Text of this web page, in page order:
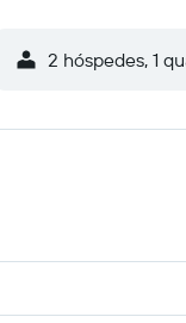
2 hóspedes, 1